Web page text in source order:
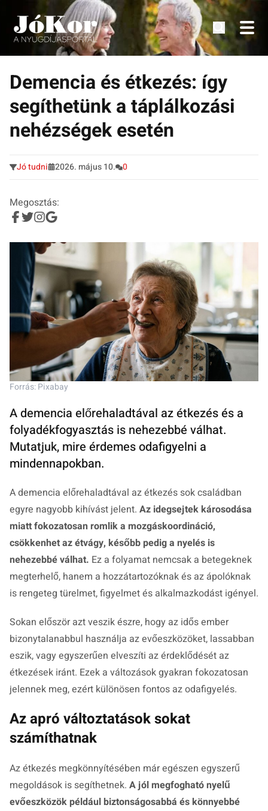
Tovább
tartalomra
Tudnivalók, érdekességek idősek számára.
Demencia és étkezés: így
segíthetünk a táplálkozási
nehézségek esetén
Jó tudni 2026. május 10. 0
Megosztás:
Forrás: Pixabay
A demencia előrehaladtával az étkezés és a
folyadékfogyasztás is nehezebbé válhat.
Mutatjuk, mire érdemes odafigyelni a
mindennapokban.
A demencia előrehaladtával az étkezés sok családban
egyre nagyobb kihívást jelent. Az idegsejtek károsodása
miatt fokozatosan romlik a mozgáskoordináció,
csökkenhet az étvágy, később pedig a nyelés is
nehezebbé válhat. Ez a folyamat nemcsak a betegeknek
megterhelő, hanem a hozzátartozóknak és az ápolóknak
is rengeteg türelmet, figyelmet és alkalmazkodást igényel.
Sokan először azt veszik észre, hogy az idős ember
bizonytalanabbul használja az evőeszközöket, lassabban
eszik, vagy egyszerűen elveszíti az érdeklődését az
étkezések iránt. Ezek a változások gyakran fokozatosan
jelennek meg, ezért különösen fontos az odafigyelés.
Az apró változtatások sokat
számíthatnak
Az étkezés megkönnyítésében már egészen egyszerű
megoldások is segíthetnek. A jól megfogható nyelű
evőeszközök például biztonságosabbá és könnyebbé